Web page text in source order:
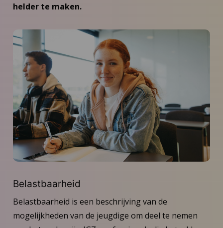
helder te maken.
Belastbaarheid
Belastbaarheid is een beschrijving van de
mogelijkheden van de jeugdige om deel te nemen